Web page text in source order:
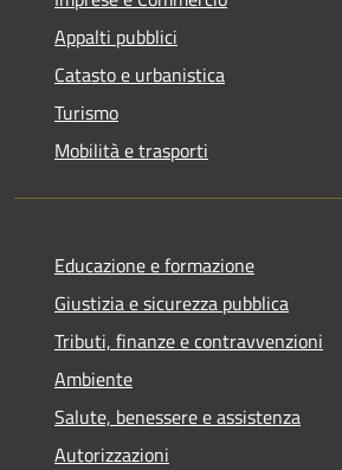
Appalti pubblici
Catasto e urbanistica
Turismo
Mobilità e trasporti
Educazione e formazione
Giustizia e sicurezza pubblica
Tributi, finanze e contravvenzioni
Ambiente
Salute, benessere e assistenza
Autorizzazioni